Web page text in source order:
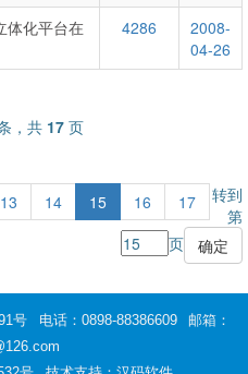
体化平台在
4286
2008-
04-26
，共 17 页
13 14 15 16
17
转到
第
页
号 电话：0898-88386609
邮箱：